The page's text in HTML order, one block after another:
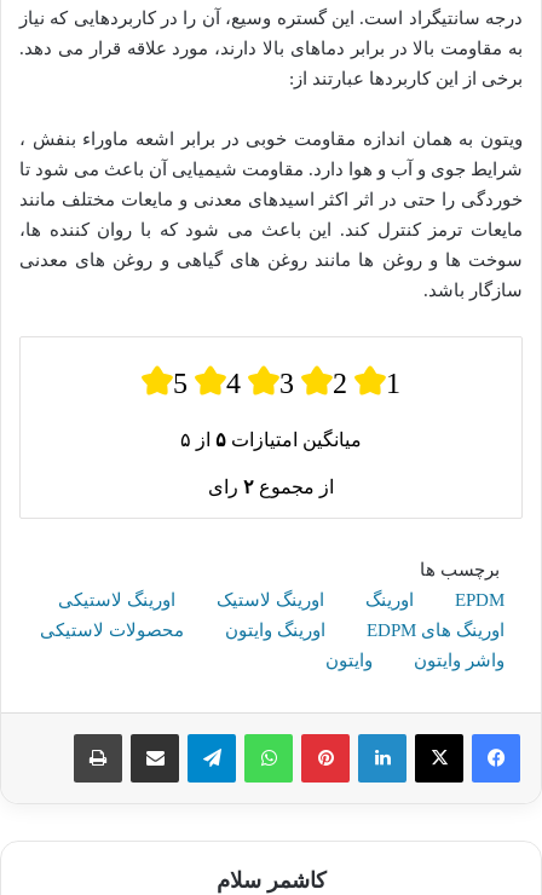
درجه سانتیگراد است. این گستره وسیع، آن را در کاربردهایی که نیاز
به مقاومت بالا در برابر دماهای بالا دارند، مورد علاقه قرار می دهد.
برخی از این کاربردها عبارتند از:
ویتون به همان اندازه مقاومت خوبی در برابر اشعه ماوراء بنفش ،
شرایط جوی و آب و هوا دارد. مقاومت شیمیایی آن باعث می شود تا
خوردگی را حتی در اثر اکثر اسیدهای معدنی و مایعات مختلف مانند
مایعات ترمز کنترل کند. این باعث می شود که با روان کننده ها،
سوخت ها و روغن ها مانند روغن های گیاهی و روغن های معدنی
سازگار باشد.
5 4 3 2 1
میانگین امتیازات ۵ از ۵
از مجموع ۲ رای
برچسب ها
EPDM
اورینگ اورینگ لاستیک
اورینگ لاستیکی
اورینگ های EDPM
اورینگ وایتون
محصولات لاستیکی
واشر وایتون
وایتون
لینکدین پینترستواتس آپ تلگرام اشتراک گذاری از طریق ایمیل چاپ
کاشمر سلام